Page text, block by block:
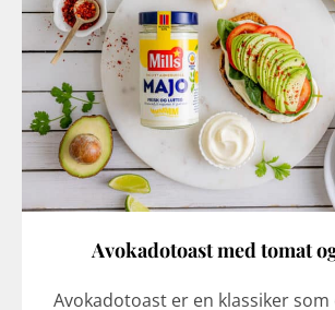
Avokadotoast med tomat
Avokadotoast er en klassiker som